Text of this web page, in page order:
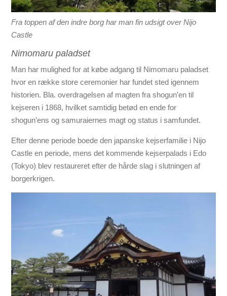
Fra toppen af den indre borg har man fin udsigt over Nijo
Castle
Nimomaru paladset
Man har mulighed for at købe adgang til Nimomaru paladset
hvor en række store ceremonier har fundet sted igennem
historien. Bla. overdragelsen af magten fra shogun’en til
kejseren i 1868, hvilket samtidig betød en ende for
shogun’ens og samuraiernes magt og status i samfundet.
Efter denne periode boede den japanske kejserfamilie i Nijo
Castle en periode, mens det kommende kejserpalads i Edo
(Tokyo) blev restaureret efter de hårde slag i slutningen af
borgerkrigen.